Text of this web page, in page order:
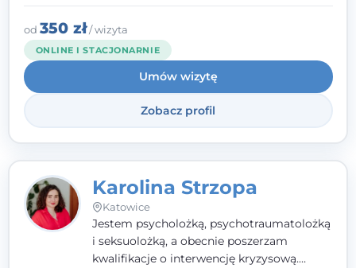
działalności Polskiego Towarzystwa
Psychiatrycznego oraz Polskiego
Towarzystwa Psychologicznego, a także
jestem członkiem nadzwyczajnym
Wielkopolskiego Towarzystwa Terapii
Systemowej.
od 350 zł/ wizyta
ONLINE I STACJONARNIE
Umów wizytę
Zobacz profil
Karolina Strzopa
Katowice
Jestem psycholożką, psychotraumatolożką
i seksuolożką, a obecnie poszerzam
kwalifikacje o interwencję kryzysową.